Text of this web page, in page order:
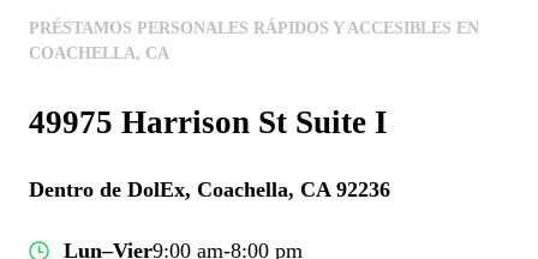
PRÉSTAMOS PERSONALES RÁPIDOS Y ACCESIBLES EN
COACHELLA, CA
49975 Harrison St Suite I
Dentro de DolEx, Coachella, CA 92236
Lun–Vier9:00 am-8:00 pm